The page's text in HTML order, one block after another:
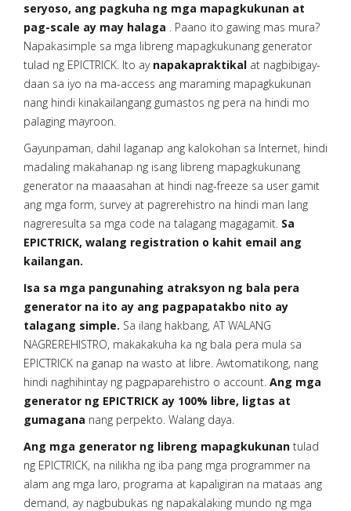
seryoso, ang pagkuha ng mga mapagkukunan at
pag-scale ay may halaga . Paano ito gawing mas mura?
Napakasimple sa mga libreng mapagkukunang generator
tulad ng EPICTRICK. Ito ay napakapraktikal at nagbibigay-
daan sa iyo na ma-access ang maraming mapagkukunan
nang hindi kinakailangang gumastos ng pera na hindi mo
palaging mayroon.
Gayunpaman, dahil laganap ang kalokohan sa Internet, hindi
madaling makahanap ng isang libreng mapagkukunang
generator na maaasahan at hindi nag-freeze sa user gamit
ang mga form, survey at pagrerehistro na hindi man lang
nagreresulta sa mga code na talagang magagamit. Sa
EPICTRICK, walang registration o kahit email ang
kailangan.
Isa sa mga pangunahing atraksyon ng bala pera
generator na ito ay ang pagpapatakbo nito ay
talagang simple. Sa ilang hakbang, AT WALANG
NAGREREHISTRO, makakakuha ka ng bala pera mula sa
EPICTRICK na ganap na wasto at libre. Awtomatikong, nang
hindi naghihintay ng pagpaparehistro o account. Ang mga
generator ng EPICTRICK ay 100% libre, ligtas at
gumagana nang perpekto. Walang daya.
Ang mga generator ng libreng mapagkukunan tulad
ng EPICTRICK, na nilikha ng iba pang mga programmer na
alam ang mga laro, programa at kapaligiran na mataas ang
demand, ay nagbubukas ng napakalaking mundo ng mga